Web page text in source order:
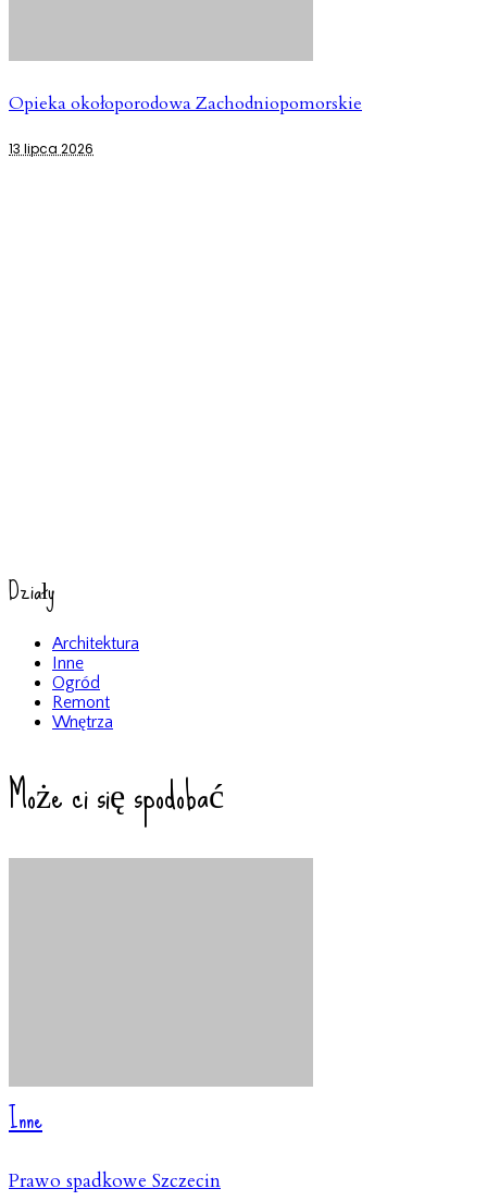
Opieka okołoporodowa Zachodniopomorskie
13 lipca 2026
Działy
Architektura
Inne
Ogród
Remont
Wnętrza
Może ci się spodobać
Inne
Prawo spadkowe Szczecin